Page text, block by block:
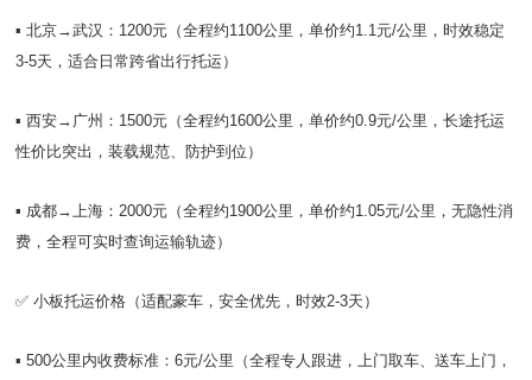
▪️ 北京→武汉：1200元（全程约1100公里，单价约1.1元/公里，时效稳定
3-5天，适合日常跨省出行托运）
▪️ 西安→广州：1500元（全程约1600公里，单价约0.9元/公里，长途托运
性价比突出，装载规范、防护到位）
▪️ 成都→上海：2000元（全程约1900公里，单价约1.05元/公里，无隐性消
费，全程可实时查询运输轨迹）
✅ 小板托运价格（适配豪车，安全优先，时效2-3天）
▪️ 500公里内收费标准：6元/公里（全程专人跟进，上门取车、送车上门，